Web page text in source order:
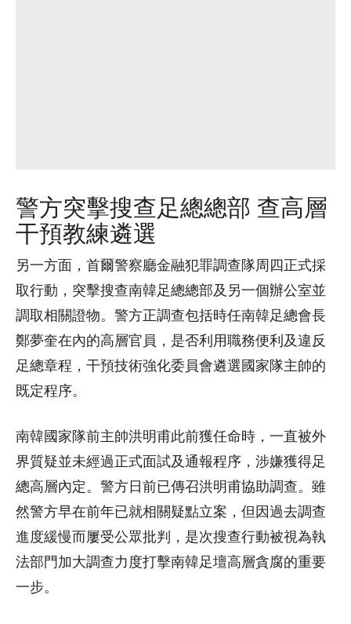
警方突擊搜查足總總部 查高層
干預教練遴選
另一方面，首爾警察廳金融犯罪調查隊周四正式採
取行動，突擊搜查南韓足總總部及另一個辦公室並
調取相關證物。警方正調查包括時任南韓足總會長
鄭夢奎在內的高層官員，是否利用職務便利及違反
足總章程，干預技術強化委員會遴選國家隊主帥的
既定程序。
南韓國家隊前主帥洪明甫此前獲任命時，一直被外
界質疑並未經過正式面試及通報程序，涉嫌獲得足
總高層內定。警方日前已傳召洪明甫協助調查。雖
然警方早在前年已就相關疑點立案，但因過去調查
進度緩慢而屢受公眾批判，是次搜查行動被視為執
法部門加大調查力度打擊南韓足壇高層貪腐的重要
一步。